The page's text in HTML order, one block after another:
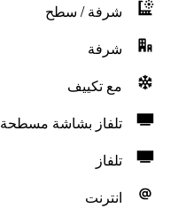
شرفة / سطح
شرفة
مع تكييف
تلفاز بشاشة مسطحة
تلفاز
انترنت